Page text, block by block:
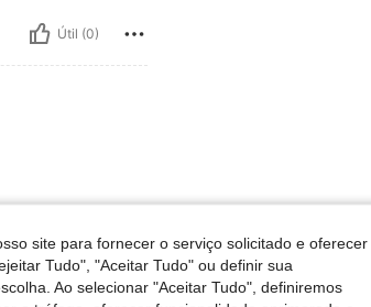
Útil (0)
Útil (0)
site para fornecer o serviço solicitado e oferecer
Tudo", "Aceitar Tudo" ou definir sua
Ao selecionar "Aceitar Tudo", definiremos